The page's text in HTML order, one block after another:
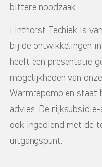
bittere noodzaak.
Linthorst Techiek is
bij de ontwikkelingen
heeft een presentatie
mogelijkheden van
Warmtepomp en staat
advies. De
ook ingediend met de
uitgangspunt.